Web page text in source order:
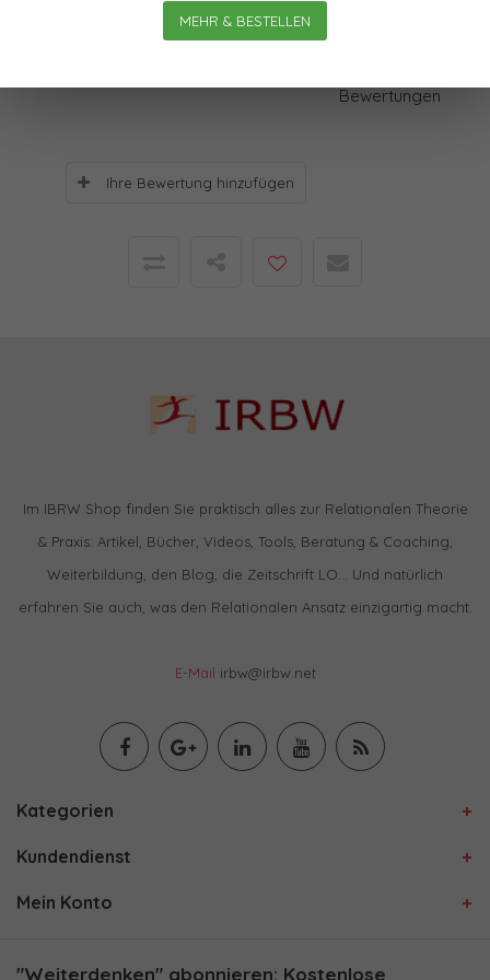
MEHR & BESTELLEN
Bewertungen
Ihre Bewertung hinzufügen
Im IBRW Shop finden Sie praktisch alles zur Relationalen Theorie
& Praxis: Artikel, Bücher, Videos, Tools, Beratung & Coaching,
Weiterbildung, den Blog, die Zeitschrift LO… Und natürlich
erfahren Sie auch, was den Relationalen Ansatz einzigartig macht.
E-Mail irbw@irbw.net
Kategorien
Kundendienst
Mein Konto
"Weiterdenken" abonnieren: Kostenlose